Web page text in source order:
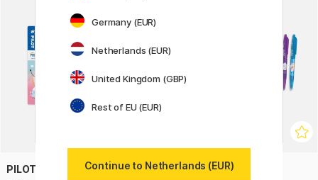
PILOT PILOT
Germany (EUR)
Netherlands (EUR)
United Kingdom (GBP)
Rest of EU (EUR)
Continue to Netherlands (EUR)